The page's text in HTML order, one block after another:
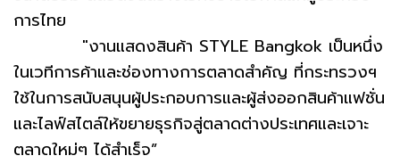
การไทย
"งานแสดงสินค้า STYLE Bangkok เป็นหนึ่ง
ในเวทีการค้าและช่องทางการตลาดสำคัญ ที่กระทรวงฯ
ใช้ในการสนับสนุนผู้ประกอบการและผู้ส่งออกสินค้าแฟชั่น
และไลฟ์สไตล์ให้ขยายธุรกิจสู่ตลาดต่างประเทศและเจาะ
ตลาดใหม่ๆ ได้สำเร็จ”